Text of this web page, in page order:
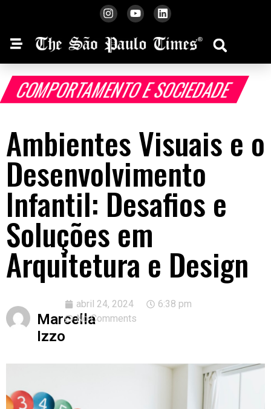
COMPORTAMENTO E SOCIEDADE
Ambientes Visuais e o
Desenvolvimento
Infantil: Desafios e
Soluções em
Arquitetura e Design
Marcella
Izzo
abril 24, 2024
6:38 pm
No Comments